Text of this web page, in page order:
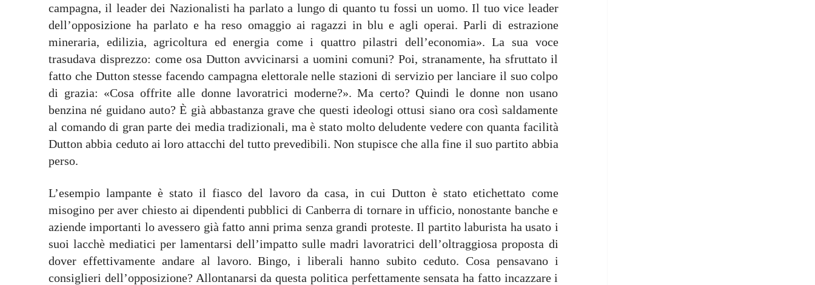
campagna, il leader dei Nazionalisti ha parlato a lungo di quanto tu fossi un uomo. Il tuo vice leader
dell’opposizione ha parlato e ha reso omaggio ai ragazzi in blu e agli operai. Parli di estrazione
mineraria, edilizia, agricoltura ed energia come i quattro pilastri dell’economia». La sua voce
trasudava disprezzo: come osa Dutton avvicinarsi a uomini comuni? Poi, stranamente, ha sfruttato il
fatto che Dutton stesse facendo campagna elettorale nelle stazioni di servizio per lanciare il suo colpo
di grazia: «Cosa offrite alle donne lavoratrici moderne?». Ma certo? Quindi le donne non usano
benzina né guidano auto? È già abbastanza grave che questi ideologi ottusi siano ora così saldamente
al comando di gran parte dei media tradizionali, ma è stato molto deludente vedere con quanta facilità
Dutton abbia ceduto ai loro attacchi del tutto prevedibili. Non stupisce che alla fine il suo partito abbia
perso.
L’esempio lampante è stato il fiasco del lavoro da casa, in cui Dutton è stato etichettato come
misogino per aver chiesto ai dipendenti pubblici di Canberra di tornare in ufficio, nonostante banche e
aziende importanti lo avessero già fatto anni prima senza grandi proteste. Il partito laburista ha usato i
suoi lacchè mediatici per lamentarsi dell’impatto sulle madri lavoratrici dell’oltraggiosa proposta di
dover effettivamente andare al lavoro. Bingo, i liberali hanno subito ceduto. Cosa pensavano i
consiglieri dell’opposizione? Allontanarsi da questa politica perfettamente sensata ha fatto incazzare i